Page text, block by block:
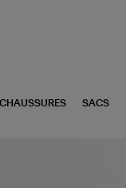
CHAUSSURES SACS